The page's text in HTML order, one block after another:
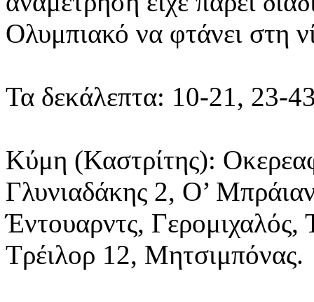
Ολυμπιακό να φτάνει στη
Τα δεκάλεπτα: 10-21, 23-
Κύμη (Καστρίτης):
Γλυνιαδάκης 2, Ο’
Έντουαρντς,
Τρέιλορ 12, Μητσιμπόνας.